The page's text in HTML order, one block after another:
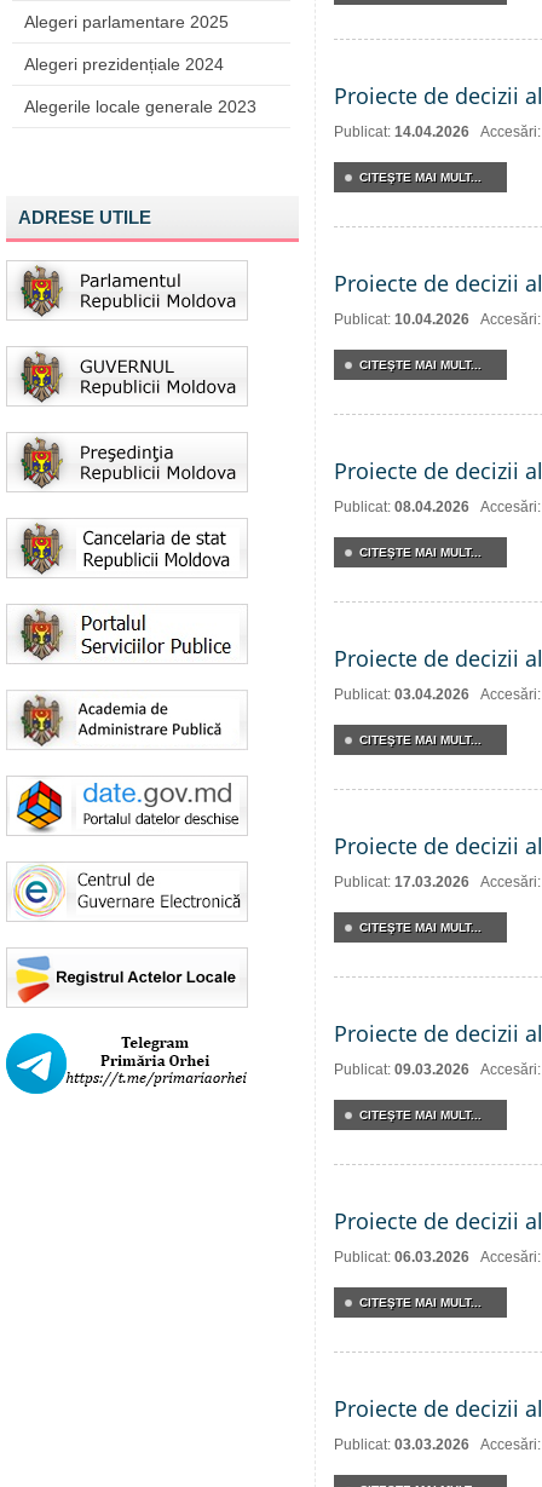
Alegeri parlamentare 2025
Alegeri prezidențiale 2024
Alegerile locale generale 2023
ADRESE UTILE
Proiecte de decizii
Publicat: 14.04.2026
CITEŞTE MAI MULT...
Proiecte de decizii
Publicat: 10.04.2026
CITEŞTE MAI MULT...
Proiecte de decizii
Publicat: 08.04.2026
CITEŞTE MAI MULT...
Proiecte de decizii
Publicat: 03.04.2026
CITEŞTE MAI MULT...
Proiecte de decizii
Publicat: 17.03.2026
CITEŞTE MAI MULT...
Proiecte de decizii
Publicat: 09.03.2026
CITEŞTE MAI MULT...
Proiecte de decizii
Publicat: 06.03.2026
CITEŞTE MAI MULT...
Proiecte de decizii
Publicat: 03.03.2026